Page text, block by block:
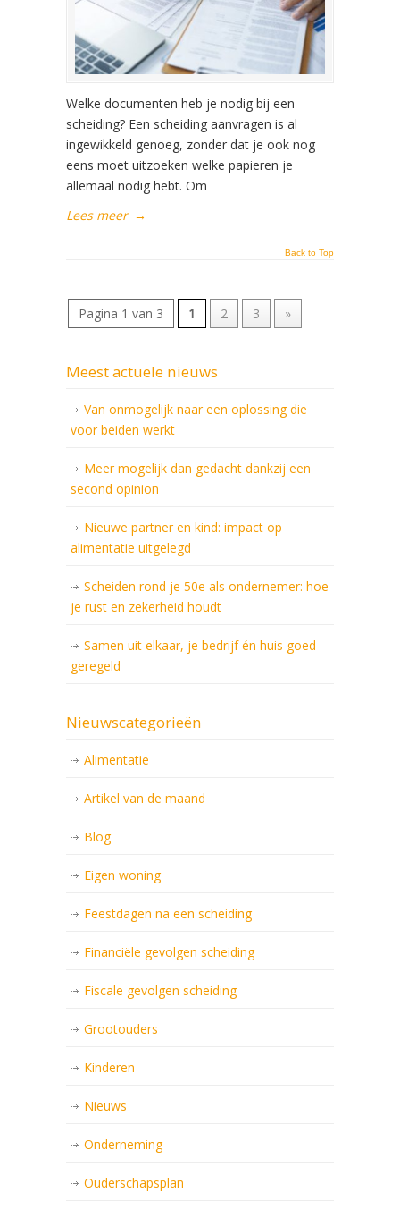
Welke documenten heb je nodig bij een
scheiding? Een scheiding aanvragen is al
ingewikkeld genoeg, zonder dat je ook nog
eens moet uitzoeken welke papieren je
allemaal nodig hebt. Om
Lees meer →
Back to Top
Pagina 1 van 3 1 2 3 »
Meest actuele nieuws
Van onmogelijk naar een oplossing die
voor beiden werkt
Meer mogelijk dan gedacht dankzij een
second opinion
Nieuwe partner en kind: impact op
alimentatie uitgelegd
Scheiden rond je 50e als ondernemer: hoe
je rust en zekerheid houdt
Samen uit elkaar, je bedrijf én huis goed
geregeld
Nieuwscategorieën
Alimentatie
Artikel van de maand
Blog
Eigen woning
Feestdagen na een scheiding
Financiële gevolgen scheiding
Fiscale gevolgen scheiding
Grootouders
Kinderen
Nieuws
Onderneming
Ouderschapsplan